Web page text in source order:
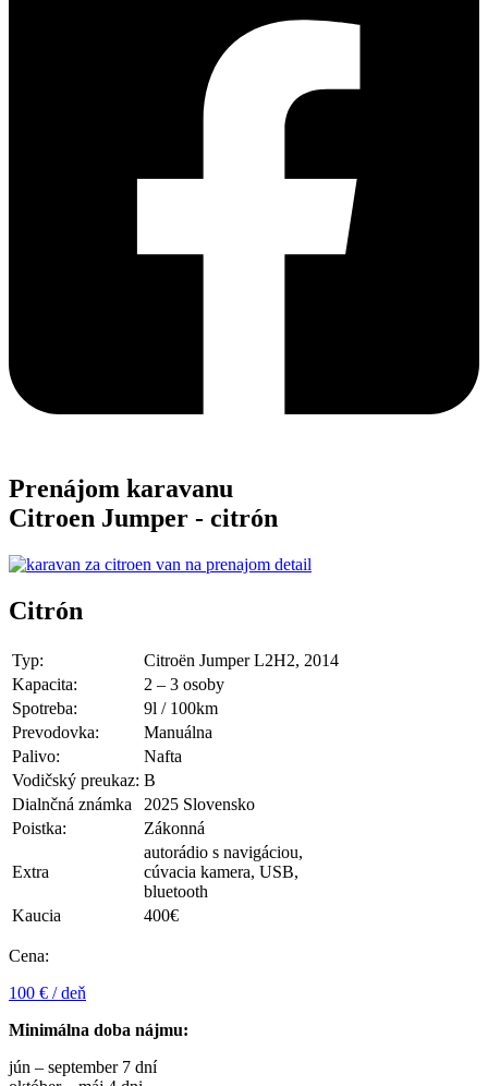
Prenájom karavanu
Citroen Jumper - citrón
Citrón
Typ:
Citroën Jumper L2H2, 2014
Kapacita:
2 – 3 osoby
Spotreba:
9l / 100km
Prevodovka:
Manuálna
Palivo:
Nafta
Vodičský preukaz: B
Dialnčná známka
2025 Slovensko
Poistka:
Zákonná
Extra
autorádio s navigáciou,
cúvacia kamera, USB,
bluetooth
Kaucia
400€
Cena:
100 € / deň
Minimálna doba nájmu:
jún – september 7 dní